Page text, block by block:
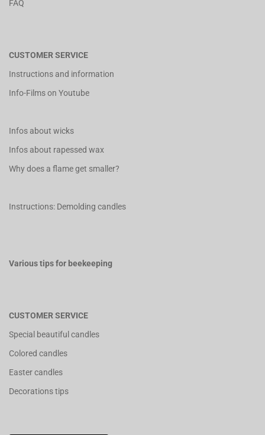
FAQ
CUSTOMER SERVICE
Instructions and information
Info-Films on Youtube
Infos about wicks
Infos about rapessed wax
Why does a flame get smaller?
Instructions: Demolding candles
Various tips for beekeeping
CUSTOMER SERVICE
Special beautiful candles
Colored candles
Easter candles
Decorations tips